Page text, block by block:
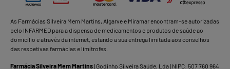
As Farmácias Silveira Mem Martins, Algarve e Miramar encontram-se autorizadas
pelo INFARMED para a dispensa de medicamentos e produtos de saúde ao
domicílio e através da internet, estando a sua entrega limitada aos conselhos
das respetivas farmácias e limítrofes.
Farmácia Silveira Mem Martins| Godinho Silveira Saúde, Lda | NIPC: 507 760 964